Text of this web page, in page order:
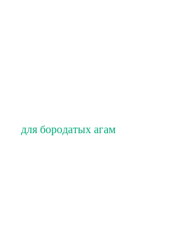
для бородатых агам